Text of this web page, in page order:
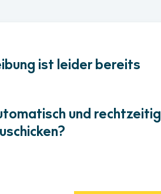
ist leider bereits
und rechtzeitig